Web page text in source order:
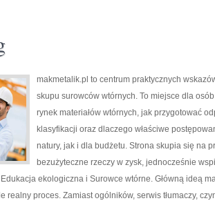
makmetalik.pl to centrum praktycznych
skupu surowców wtórnych. To miejsce dla
rynek materiałów wtórnych, jak przygotować
klasyfikacji oraz dlaczego właściwe
natury, jak i dla budżetu. Strona skupia się na
bezużyteczne rzeczy w zysk, jednocześnie
ekologiczna i Surowce wtórne. Główną ideą
realny proces. Zamiast ogólników, serwis tłumaczy,